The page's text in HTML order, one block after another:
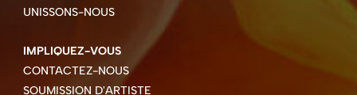
UNISSONS-NOUS
IMPLIQUEZ-VOUS
CONTACTEZ-NOUS
SOUMISSION D'ARTISTE